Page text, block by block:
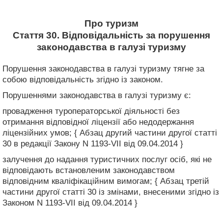
Про туризм
Стаття 30. Відповідальність за порушення
законодавства в галузі туризму
Порушення законодавства в галузі туризму тягне за
собою відповідальність згідно із законом.
Порушеннями законодавства в галузі туризму є:
провадження туроператорської діяльності без
отримання відповідної ліцензії або недодержання
ліцензійних умов; { Абзац другий частини другої статті
30 в редакції Закону N 1193-VII від 09.04.2014 }
залучення до надання туристичних послуг осіб, які не
відповідають встановленим законодавством
відповідним кваліфікаційним вимогам; { Абзац третій
частини другої статті 30 із змінами, внесеними згідно із
Законом N 1193-VII від 09.04.2014 }